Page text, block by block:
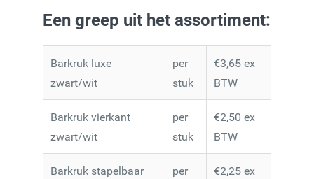
Een greep uit het assortiment:
Barkruk luxe
zwart/wit
per
stuk
€3,65 ex
BTW
Barkruk vierkant
zwart/wit
per
stuk
€2,50 ex
BTW
Barkruk stapelbaar
per
€2,25 ex